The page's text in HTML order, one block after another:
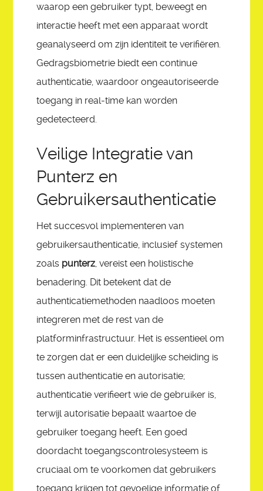
waarop een gebruiker typt, beweegt en
interactie heeft met een apparaat wordt
geanalyseerd om zijn identiteit te verifiëren.
Gedragsbiometrie biedt een continue
authenticatie, waardoor ongeautoriseerde
toegang in real-time kan worden
gedetecteerd.
Veilige Integratie van
Punterz en
Gebruikersauthenticatie
Het succesvol implementeren van
gebruikersauthenticatie, inclusief systemen
zoals punterz, vereist een holistische
benadering. Dit betekent dat de
authenticatiemethoden naadloos moeten
integreren met de rest van de
platforminfrastructuur. Het is essentieel om
te zorgen dat er een duidelijke scheiding is
tussen authenticatie en autorisatie;
authenticatie verifieert wie de gebruiker is,
terwijl autorisatie bepaalt waartoe de
gebruiker toegang heeft. Een goed
doordacht toegangscontrolesysteem is
cruciaal om te voorkomen dat gebruikers
toegang krijgen tot gevoelige informatie of